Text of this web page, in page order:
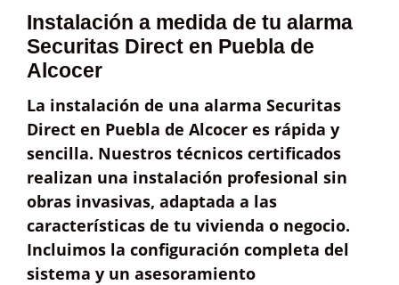
Instalación a medida de tu alarma
Securitas Direct en Puebla de
Alcocer
La instalación de una alarma Securitas
Direct en Puebla de Alcocer es rápida y
sencilla. Nuestros técnicos certificados
realizan una instalación profesional sin
obras invasivas, adaptada a las
características de tu vivienda o negocio.
Incluimos la configuración completa del
sistema y un asesoramiento